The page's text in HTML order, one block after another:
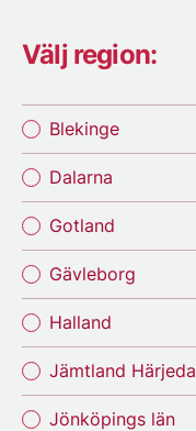
Välj region:
Blekinge
Dalarna
Gotland
Gävleborg
Halland
Jämtland
Jönköpings län